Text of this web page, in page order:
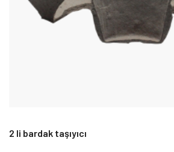
2 li bardak taşıyıcı